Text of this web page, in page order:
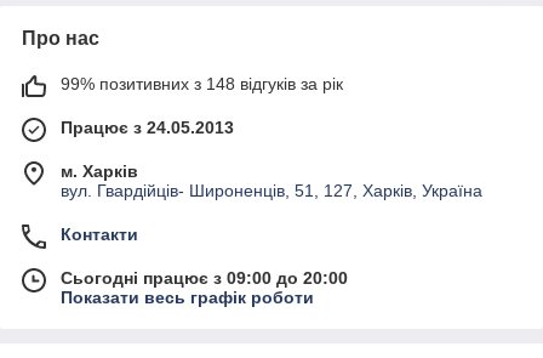
Про нас
99% позитивних з 148 відгуків за рік
Працює з 24.05.2013
м. Харків
вул. Гвардійців- Широненців, 51, 127, Харків, Україна
Контакти
Сьогодні працює з 09:00 до 20:00
Показати весь графік роботи